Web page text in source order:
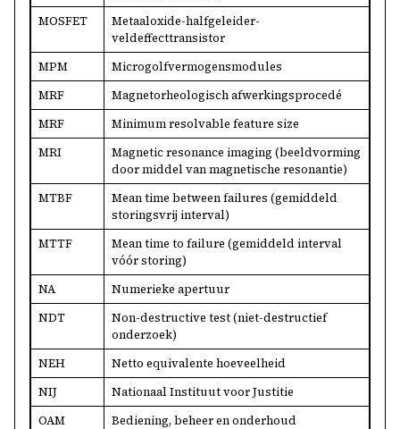
MOSFET
Metaaloxide-halfgeleider-
veldeffecttransistor
MPM
Microgolfvermogensmodules
MRF
Magnetorheologisch afwerkingsprocedé
MRF
Minimum resolvable feature size
MRI
Magnetic resonance imaging (beeldvorming
door middel van magnetische resonantie)
MTBF
Mean time between failures (gemiddeld
storingsvrij interval)
MTTF
Mean time to failure (gemiddeld interval
vóór storing)
NA
Numerieke apertuur
NDT
Non-destructive test (niet-destructief
onderzoek)
NEH
Netto equivalente hoeveelheid
NIJ
Nationaal Instituut voor Justitie
OAM
Bediening, beheer en onderhoud